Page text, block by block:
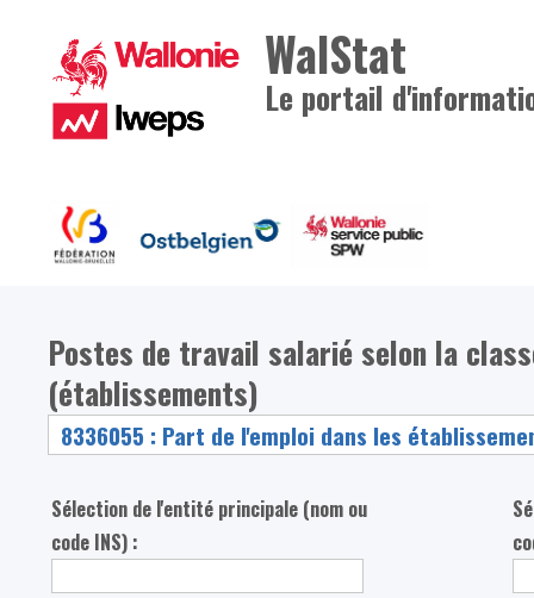
WalStat
Le portail
Postes de travail salarié selon la
(établissements)
Sélection de l'entité principale (nom ou
code INS) :